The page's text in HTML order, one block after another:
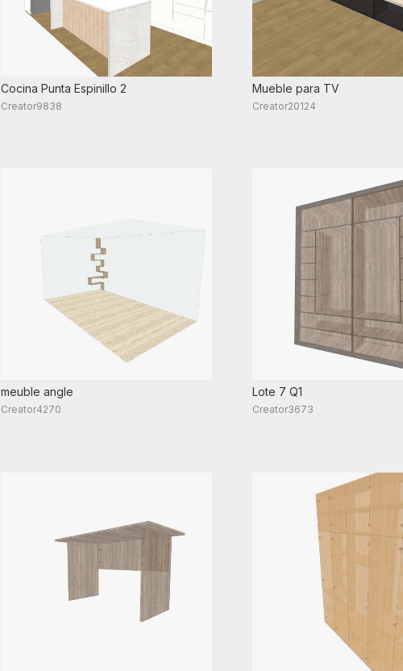
Cocina Punta Espinillo 2
Creator9838
Mueble para TV
Creator20124
meuble angle
Creator4270
Lote 7 Q1
Creator3673